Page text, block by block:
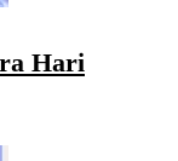
Hari